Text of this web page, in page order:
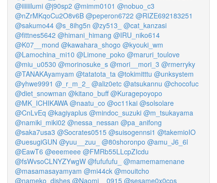
@iiiiiilumi @j90sp2 @mimm0101 @nobuo_c3
@nZrMKqoCu2O8v6B @peperon6722 @RIZE692183251
@sakumo44 @s_8ihg5n @zy513_
@cat_kanzasi
@fittnes5642 @himani_himang @IRU_niko614
@K07__mond @kawahara_shogo @kyouki_wm
@Lamochina_mi10 @Limone_poko @maruri_toulove
@miu_u0530 @morinosuke_s @mori__mori_3 @rmerryky
@TANAKAyamyam @tatatota_ta @tokimitttu @unksystem
@yhwe9991 @_r_m_2_ @aliz0etc @atsukannu @chocofuc
@diet_snowman @kitano_buff @Kuragepoyopo
@MK_ICHIKAWA @naatu_co @oc11kai @solsolare
@CnLvEq @kagiyaplus @mindoc_suzuki @m_tsukayama
@namiki_miki02 @nessa_nessan @pa_anifong
@saka7usa3 @Socrates0515 @suisogennsi1 @takemioIO
@uesugiGUN @yuu__zuu_ @80shoronpo @amu_J6_6l
@EawT6 @eeemeee @FMRb55LLcpZIcdu
@fsWvsoCLNYZYwgW @fufufufu_
@mamemamenane
@masamasayamyam @mi44ck @mouitcho
@nameko_dishes @Naomi__0915 @sesame0x0cos